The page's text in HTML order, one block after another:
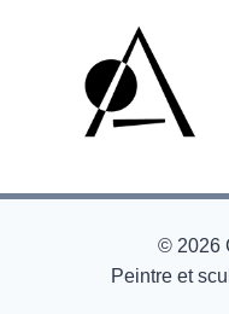
© 2026
Peintre et